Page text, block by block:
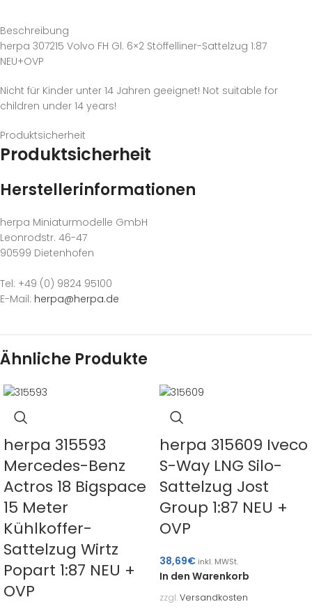
Beschreibung
herpa 307215 Volvo FH Gl. 6×2 Stöffelliner-Sattelzug 1:87
NEU+OVP
Nicht für Kinder unter 14 Jahren geeignet! Not suitable for
children under 14 years!
Produktsicherheit
Produktsicherheit
Herstellerinformationen
herpa Miniaturmodelle GmbH
Leonrodstr. 46-47
90599 Dietenhofen
Tel: +49 (0) 9824 95100
E-Mail: herpa@herpa.de
Ähnliche Produkte
herpa 315593
Mercedes-Benz
Actros 18 Bigspace
15 Meter
Kühlkoffer-
Sattelzug Wirtz
Popart 1:87 NEU +
OVP
herpa 315609 Iveco
S-Way LNG Silo-
Sattelzug Jost
Group 1:87 NEU +
OVP
38,69€ inkl. MWSt.
In den Warenkorb
zzgl.Versandkosten